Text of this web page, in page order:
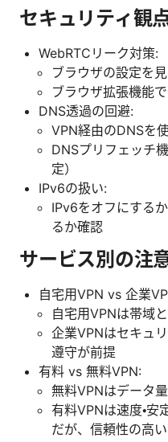
セキュリティ観
WebRTCリーク対策:
ブラウザの設定を
ブラウザ拡張機能
DNS透過の回避:
VPN経由のDNSを
DNSプリフェッチ
定）
IPv6の扱い:
IPv6をオフにする
るか確認
サービス別の注
自宅用VPN vs 企業
自宅用VPNは帯域
企業VPNはセキュ
遵守が前提
有料 vs 無料VPN:
無料VPNはデータ
有料VPNは速度・安
だが、信頼性の高